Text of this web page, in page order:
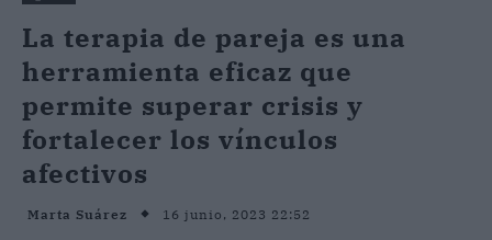
La terapia de pareja es una
herramienta eficaz que
permite superar crisis y
fortalecer los vínculos
afectivos
Marta Suárez 16 junio, 2023 22:52